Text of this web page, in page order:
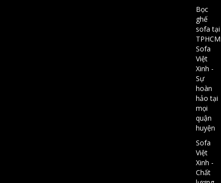
Bọc
ghế
sofa tại
Sofa
Việt
Xinh -
Sự
hoàn
hảo tại
mọi
quận
huyện
Sofa
Việt
Xinh -
Chất